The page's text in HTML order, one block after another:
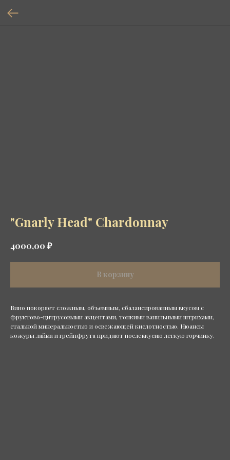
"Gnarly Head" Chardonnay
4000,00 ₽
В корзину
Вино покоряет сложным, объемным, сбалансированным вкусом с
фруктово-цитрусовыми акцентами, тонкими ванильными штрихами,
стальной минеральностью и освежающей кислотностью. Нюансы
кожуры лайма и грейпфрута придают послевкусию легкую горчинку.